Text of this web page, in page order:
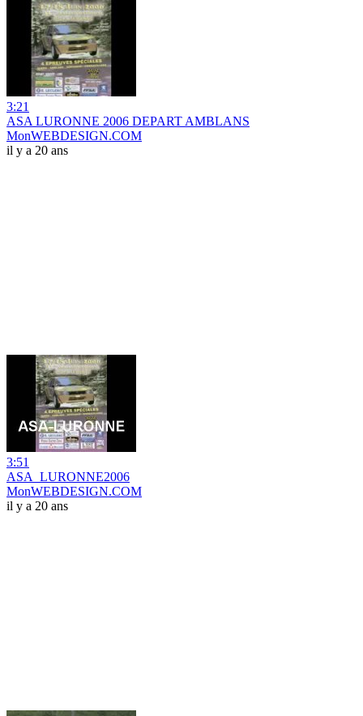
3:21
ASA LURONNE 2006 DEPART AMBLANS
MonWEBDESIGN.COM
il y a 20 ans
3:51
ASA_LURONNE2006
MonWEBDESIGN.COM
il y a 20 ans